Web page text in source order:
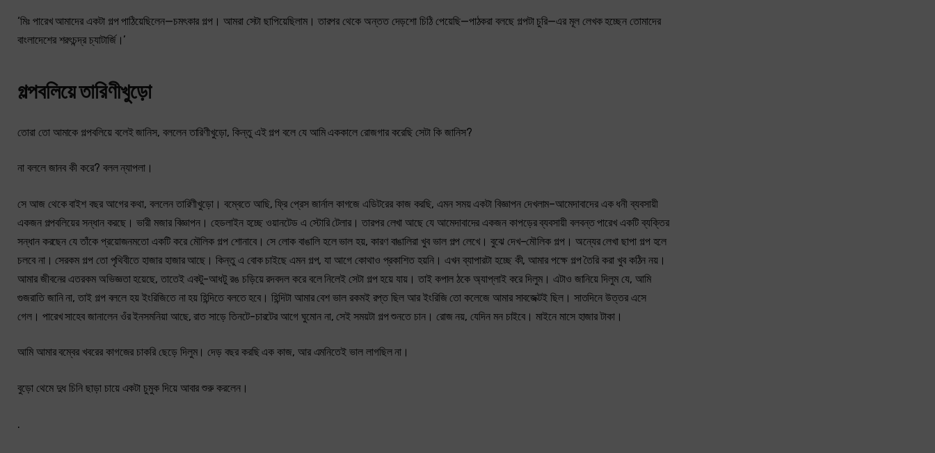
‘মিঃ পারেখ আমাদের একটা গল্প পাঠিয়েছিলেন—চমৎকার গল্প। আমরা সেটা ছাপিয়েছিলাম। তারপর থেকে অন্তত দেড়শো চিঠি পেয়েছি—পাঠকরা বলছে গল্পটা চুরি—এর মূল লেখক হচ্ছেন তোমাদের
বাংলাদেশের শরৎচন্দ্র চ্যাটার্জি।’
গল্পবলিয়ে তারিণীখুড়ো
তোরা তো আমাকে গল্পবলিয়ে বলেই জানিস, বললেন তারিণীখুড়ো, কিন্তু এই গল্প বলে যে আমি এককালে রোজগার করেছি সেটা কি জানিস?
না বললে জানব কী করে? বলল ন্যাপলা।
সে আজ থেকে বাইশ বছর আগের কথা, বললেন তারিণীখুড়ো। বম্বেতে আছি, ফ্রি প্রেস জার্নাল কাগজে এডিটরের কাজ করছি, এমন সময় একটা বিজ্ঞাপন দেখলাম–আমেদাবাদের এক ধনী ব্যবসায়ী
একজন গল্পবলিয়ের সন্ধান করছে। ভারী মজার বিজ্ঞাপন। হেডলাইন হচ্ছে ওয়ানটেড এ স্টোরি টেলার। তারপর লেখা আছে যে আমেদাবাদের একজন কাপড়ের ব্যবসায়ী বলবন্ত পারেখ একটি ব্যক্তির
সন্ধান করছেন যে তাঁকে প্রয়োজনমতো একটি করে মৌলিক গল্প শোনাবে। সে লোক বাঙালি হলে ভাল হয়, কারণ বাঙালিরা খুব ভাল গল্প লেখে। বুঝে দেখ–মৌলিক গল্প। অন্যের লেখা ছাপা গল্প হলে
চলবে না। সেরকম গল্প তো পৃথিবীতে হাজার হাজার আছে। কিন্তু এ বোক চাইছে এমন গল্প, যা আগে কোথাও প্রকাশিত হয়নি। এখন ব্যাপারটা হচ্ছে কী, আমার পক্ষে গল্প তৈরি করা খুব কঠিন নয়।
আমার জীবনের এতরকম অভিজ্ঞতা হয়েছে, তাতেই একটু-আধটু রঙ চড়িয়ে রদবদল করে বলে নিলেই সেটা গল্প হয়ে যায়। তাই কপাল ঠকে অ্যাপ্লাই করে দিলুম। এটাও জানিয়ে দিলুম যে, আমি
গুজরাতি জানি না, তাই গল্প বললে হয় ইংরিজিতে না হয় হিন্দিতে বলতে হবে। হিন্দিটা আমার বেশ ভাল রকমই রপ্ত ছিল আর ইংরিজি তো কলেজে আমার সাবজেক্টই ছিল। সাতদিনে উত্তর এসে
গেল। পারেখ সাহেব জানালেন ওঁর ইনসমনিয়া আছে, রাত সাড়ে তিনটে-চারটের আগে ঘুমোন না, সেই সময়টা গল্প শুনতে চান। রোজ নয়, যেদিন মন চাইবে। মাইনে মাসে হাজার টাকা।
আমি আমার বম্বের খবরের কাগজের চাকরি ছেড়ে দিলুম। দেড় বছর করছি এক কাজ, আর এমনিতেই ভাল লাগছিল না।
বুড়ো থেমে দুধ চিনি ছাড়া চায়ে একটা চুমুক দিয়ে আবার শুরু করলেন।
.